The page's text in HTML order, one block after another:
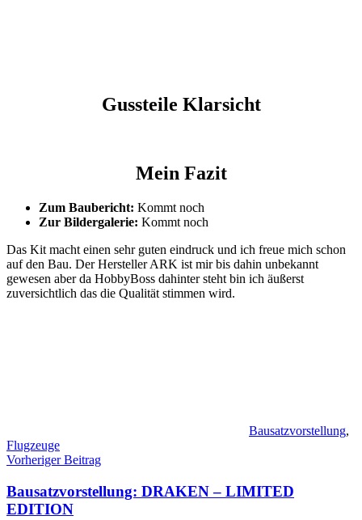
Gussteile Klarsicht
Mein Fazit
Zum Baubericht: Kommt noch
Zur Bildergalerie: Kommt noch
Das Kit macht einen sehr guten eindruck und ich freue mich schon
auf den Bau. Der Hersteller ARK ist mir bis dahin unbekannt
gewesen aber da HobbyBoss dahinter steht bin ich äußerst
zuversichtlich das die Qualität stimmen wird.
Bausatzvorstellung,
Flugzeuge
Beitragsnavigation
Vorheriger Beitrag
Bausatzvorstellung: DRAKEN – LIMITED
EDITION